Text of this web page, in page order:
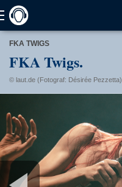
FKA TWIGS
FKA Twigs.
© laut.de (Fotograf: Désirée Pezzetta)